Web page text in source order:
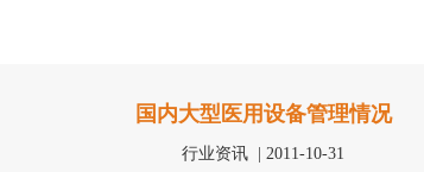
国内大型医用设备管理情况
行业资讯 | 2011-10-31